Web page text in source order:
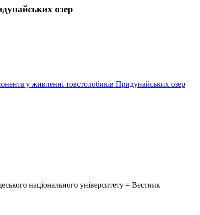
озер
у живленні товстолобиків Придунайських озер
національного університету = Вестник